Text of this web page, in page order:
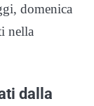
domenica
nella
dalla